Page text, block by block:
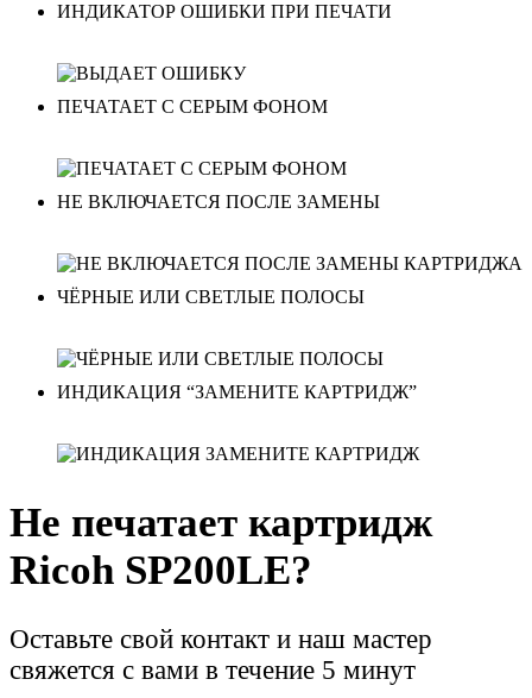
ИНДИКАТОР ОШИБКИ ПРИ ПЕЧАТИ
ПЕЧАТАЕТ С СЕРЫМ ФОНОМ
НЕ ВКЛЮЧАЕТСЯ ПОСЛЕ ЗАМЕНЫ
ЧЁРНЫЕ ИЛИ СВЕТЛЫЕ ПОЛОСЫ
ИНДИКАЦИЯ “ЗАМЕНИТЕ КАРТРИДЖ”
Не печатает картридж
Ricoh SP200LE?
Оставьте свой контакт и наш мастер
свяжется с вами в течение 5 минут